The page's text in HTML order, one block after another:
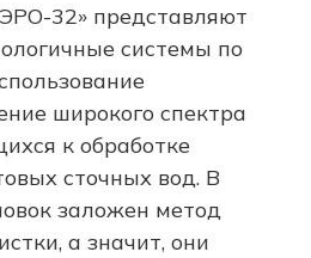
32» представляют
системы по
широкого спектра
к обработке
сточных вод. В
заложен метод
а значит, они